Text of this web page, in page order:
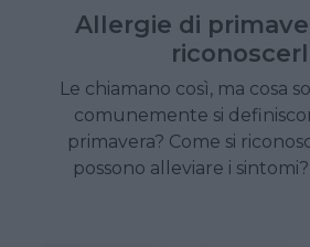
Allergie di
Le chiamano così, ma cosa
comunemente si
primavera? Come si
possono alleviare i